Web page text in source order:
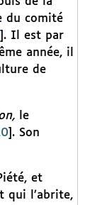
du comité
. Il est par
année, il
de
le
. Son
et
qui l’abrite,